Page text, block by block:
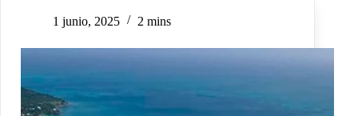
1 junio, 2025 2 mins